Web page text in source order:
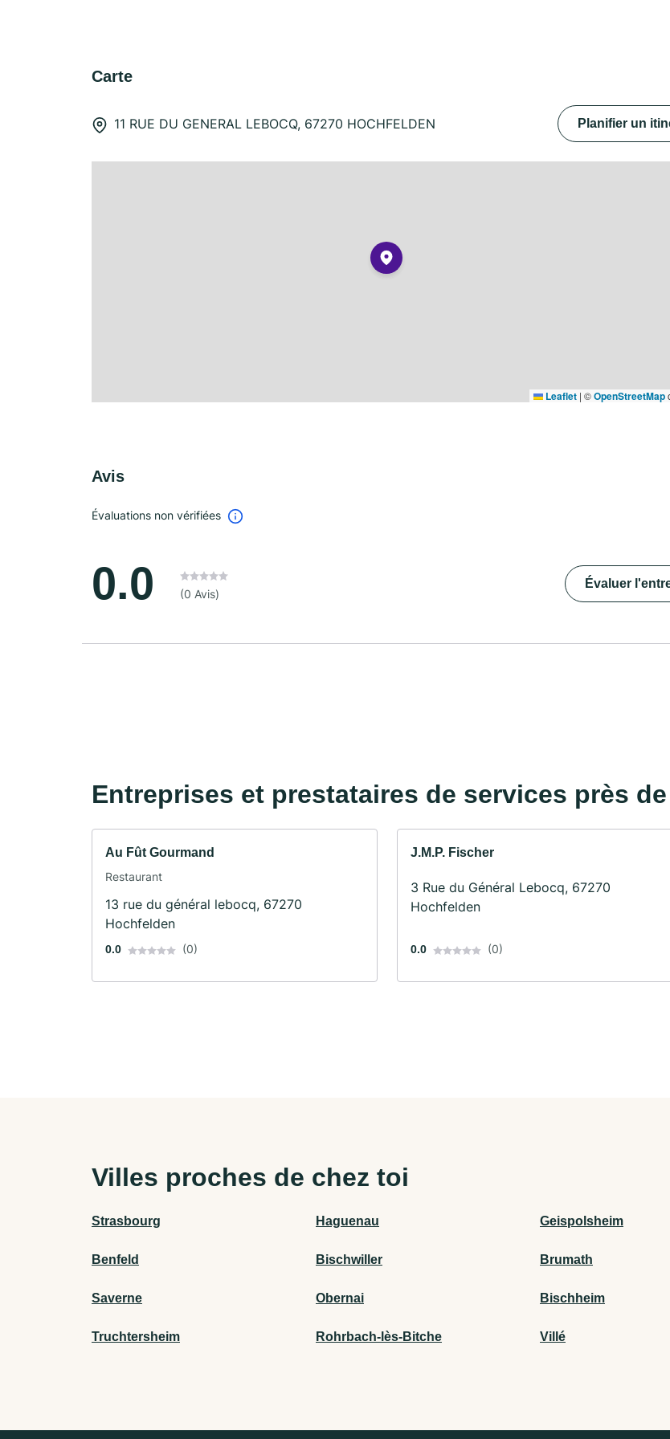
Carte
11 RUE DU GENERAL LEBOCQ, 67270 HOCHFELDEN Planifier un
Leaflet | ©OpenStreetMap
Avis
Évaluations non vérifiées
0.0 (0 Avis)
Évaluer
Entreprises et prestataires de services près
Au Fût Gourmand
Restaurant
13 rue du général lebocq, 67270
Hochfelden
0.0 (0)
J.M.P. Fischer
3 Rue du Général Lebocq, 67270
Hochfelden
0.0 (0)
Villes proches de chez toi
Strasbourg Haguenau Geispolsheim
Benfeld Bischwiller Brumath
Saverne Obernai Bischheim
Truchtersheim Rohrbach-lès-Bitche Villé